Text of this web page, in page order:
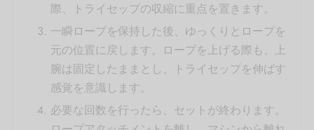
際、トライセップの収縮に重点を置きます。
一瞬ロープを保持した後、ゆっくりとロープを
元の位置に戻します。ロープを上げる際も、上
腕は固定したままとし、トライセップを伸ばす
感覚を意識します。
必要な回数を行ったら、セットが終わります。